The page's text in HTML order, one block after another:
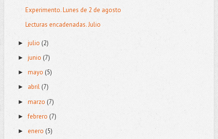
Experimento. Lunes de 2 de agosto
Lecturas encadenadas. Julio
► julio (2)
► junio (7)
► mayo (5)
► abril(7)
► marzo (7)
►febrero (7)
► enero (5)